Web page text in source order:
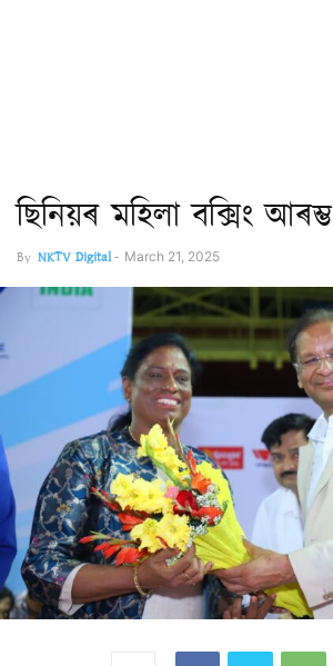
ছিনিয়ৰ মহিলা বক্সিং আৰম্ভ
By NKTV Digital- March 21, 2025